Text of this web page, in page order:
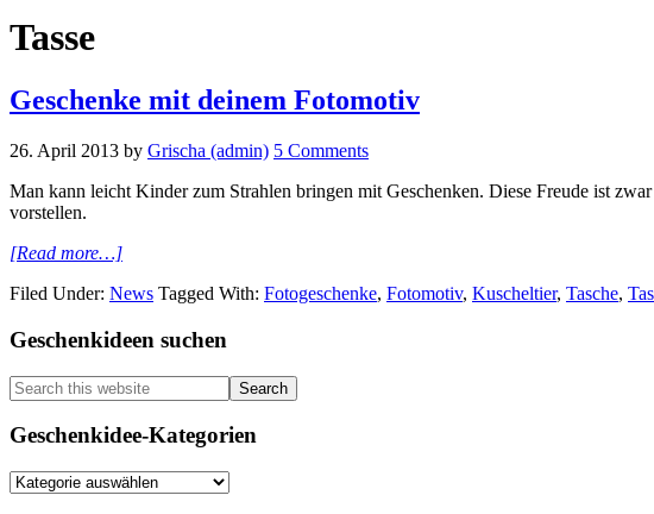
Tasse
Geschenke mit deinem Fotomotiv
26. April 2013 by Grischa (admin) 5 Comments
Man kann leicht Kinder zum Strahlen bringen mit Geschenken. Diese Freude ist
vorstellen.
[Read more…]about
mit
Fotomotiv
Filed Under: News Tagged With: Fotogeschenke, Fotomotiv, Kuscheltier, Tasche,
Primary
Sidebar
Geschenkideen suchen
Search
this
website
Geschenkidee-Kategorien
Geschenkidee-